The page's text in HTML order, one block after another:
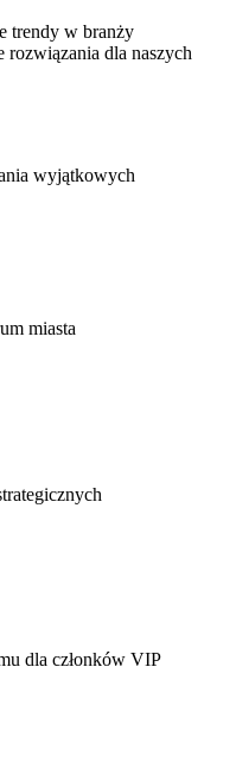
trendy w branży
dla naszych
wyjątkowych
miasta
dla członków VIP